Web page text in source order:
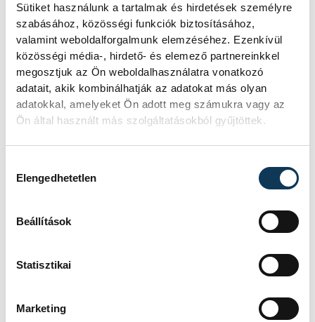
Sütiket használunk a tartalmak és hirdetések személyre
szabásához, közösségi funkciók biztosításához,
valamint weboldalforgalmunk elemzéséhez. Ezenkívül
közösségi média-, hirdető- és elemező partnereinkkel
megosztjuk az Ön weboldalhasználatra vonatkozó
adatait, akik kombinálhatják az adatokat más olyan
adatokkal, amelyeket Ön adott meg számukra vagy az
Ön által használt más szolgáltatásokból gyűjtöttek.
Elengedhetetlen
Beállítások
Statisztikai
Marketing
Események
KORÁBBI ESEMÉNYEK BETÖLTÉSE
HAZAI
HELYSZÍN
RÉSZLETEK